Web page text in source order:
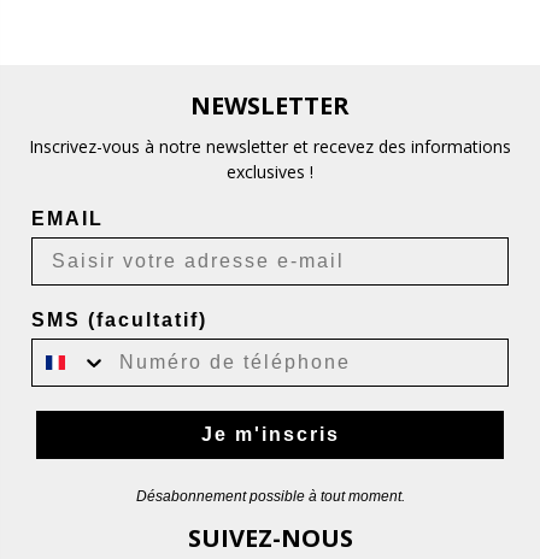
NEWSLETTER
Inscrivez-vous à notre newsletter et recevez des informations
exclusives !
EMAIL
SMS (facultatif)
Je m'inscris
Désabonnement possible à tout moment.
SUIVEZ-NOUS